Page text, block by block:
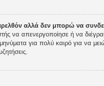
αλλά δεν μπορώ να
να απενεργοποίησε ή να
για πολύ καιρό για να